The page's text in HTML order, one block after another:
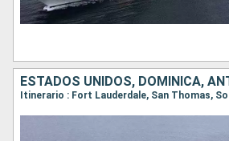
ESTADOS UNIDOS, DOMINICA,